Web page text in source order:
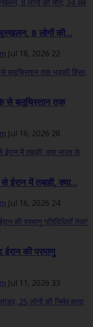
8 लोगों की...
Jul 18, 2026 22
से बलूचिस्तान तक
Jul 16, 2026 28
में तबाही, क्या...
Jul 16, 2026 24
की परमाणु
Jul 11, 2026 33